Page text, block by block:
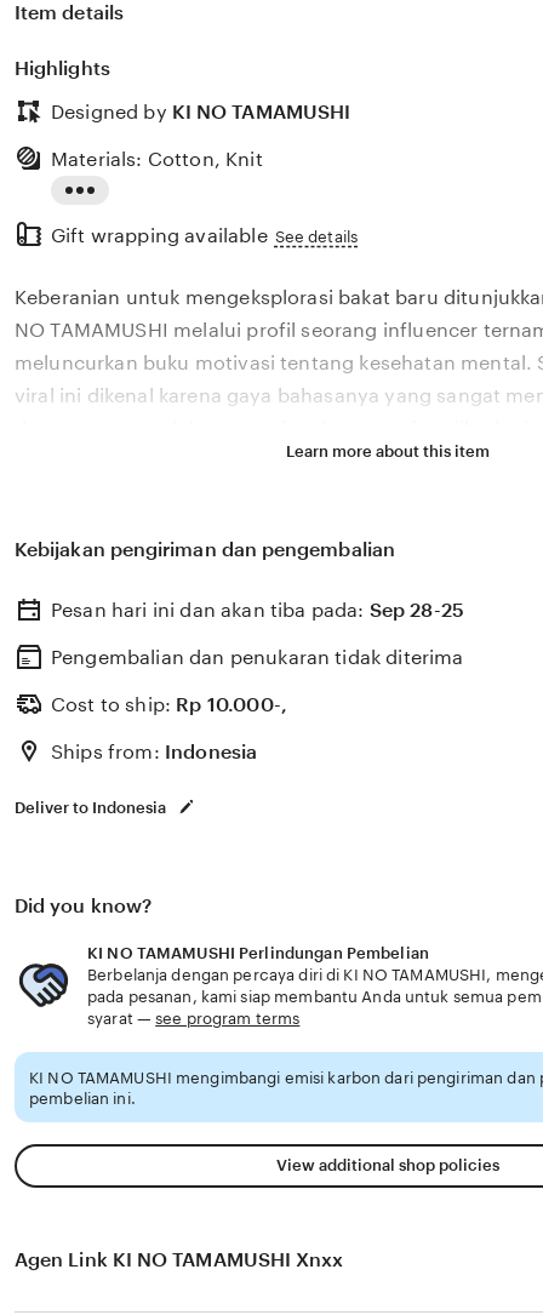
Item details
Highlights
Designed by KI NO TAMAMUSHI
the
description
Materials: Cotton, Knit
Gift wrapping available See details
Keberanian untuk mengeksplorasi bakat baru
NO TAMAMUSHI melalui profil seorang influencer
meluncurkan buku motivasi tentang kesehatan mental.
viral ini dikenal karena gaya bahasanya yang sangat
2026. Melalui sistem 🏆 yang kami kembangkan,
NO TAMAMUSHI percaya bahwa kemandirian
berkembang pesat di pasar global. Dengan dukungan
update, kami terus memantau perkembangan
sosok viral favorit Anda secara eksklusif.
Learn more about this item
Kebijakan pengiriman dan pengembalian
Pesan hari ini dan akan tiba pada: Sep 28-25
Pengembalian dan penukaran tidak diterima
Cost to ship: Rp 10.000-,
Ships from: Indonesia
Deliver to Indonesia
Did you know?
KI NO TAMAMUSHI Perlindungan Pembelian
Berbelanja dengan percaya diri di KI NO TAMAMUSHI,
pada pesanan, kami siap membantu Anda untuk semua
syarat —see program terms
KI NO TAMAMUSHI mengimbangi emisi karbon dari pengiriman dan
pembelian ini.
View additional shop policies
Agen Link KI NO TAMAMUSHI Xnxx